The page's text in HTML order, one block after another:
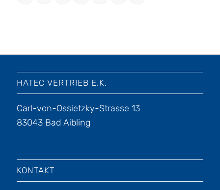
HATEC VERTRIEB E.K.
Carl-von-Ossietzky-Strasse 13
83043 Bad Aibling
KONTAKT